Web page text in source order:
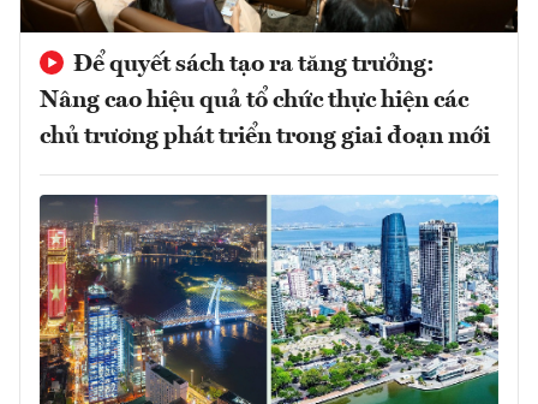
Để quyết sách tạo ra tăng trưởng:
Nâng cao hiệu quả tổ chức thực hiện các
chủ trương phát triển trong giai đoạn mới